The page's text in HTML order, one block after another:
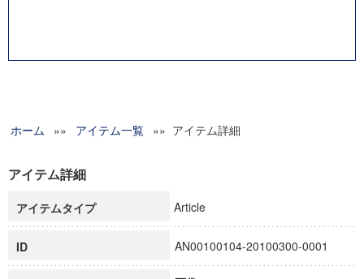
ホーム »» アイテム一覧 »» アイテム詳細
アイテム詳細
アイテムタイプ Article
ID AN00100104-20100300-0001